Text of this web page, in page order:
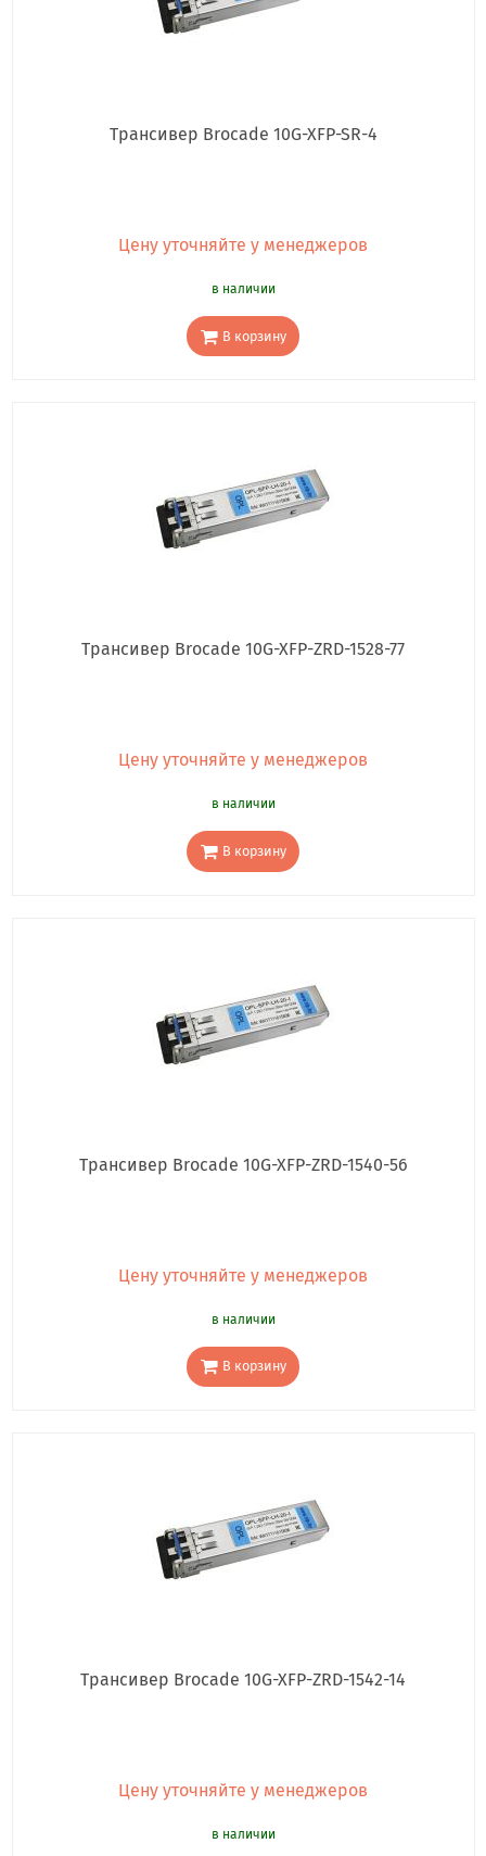
Трансивер Brocade 10G-XFP-SR-4
Цену уточняйте у менеджеров
в наличии
В корзину
Трансивер Brocade 10G-XFP-ZRD-1528-77
Цену уточняйте у менеджеров
в наличии
В корзину
Трансивер Brocade 10G-XFP-ZRD-1540-56
Цену уточняйте у менеджеров
в наличии
В корзину
Трансивер Brocade 10G-XFP-ZRD-1542-14
Цену уточняйте у менеджеров
в наличии